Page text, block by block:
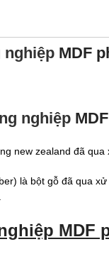
nghiệp MDF
nghiệp
new zealand đã
là bột gỗ đã qua
MDF